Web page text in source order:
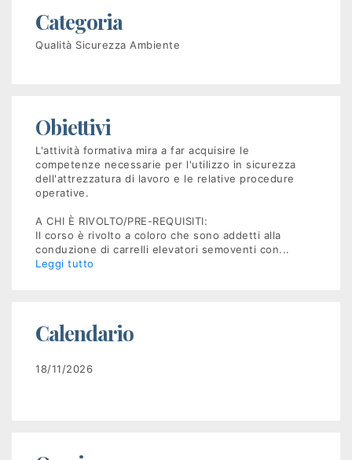
Fondimpresa
Recruiting
Unimpiego
Tirocini
finanziati
Persona
Corsi
Categoria
Qualità Sicurezza Ambiente
Obiettivi
L'attività formativa mira a far acquisire le
competenze necessarie per l'utilizzo in sicurezza
dell'attrezzatura di lavoro e le relative procedure
operative.
A CHI È RIVOLTO/PRE-REQUISITI:
Il corso è rivolto a coloro che sono addetti alla
conduzione di carrelli elevatori semoventi con...
Leggi tutto
Calendario
18/11/2026